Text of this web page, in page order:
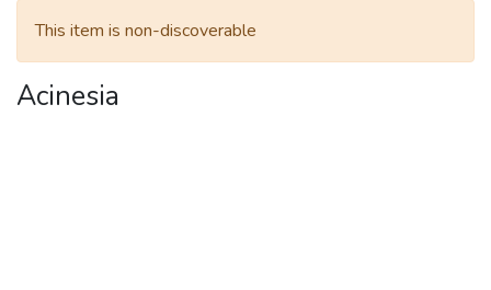
Statistics
This item is non-discoverable
Acinesia